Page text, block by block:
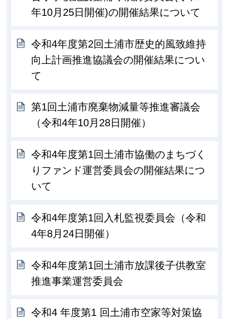
年10月25日開催)の開催結果について
令和4年度第2回土浦市歴史的風致維持
向上計画推進協議会の開催結果につい
て
第1回土浦市廃棄物減量等推進審議会
（令和4年10月28日開催）
令和4年度第1回土浦市協働のまちづく
りファンド運営委員会の開催結果につ
いて
令和4年度第1回入札監視委員会（令和
4年8月24日開催）
令和4年度第1回土浦市放課後子供教室
推進事業運営委員会
令和4 年度第1 回土浦市空家等対策協